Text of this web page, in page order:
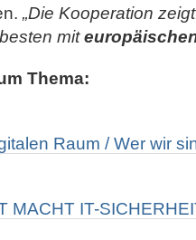
„Die Kooperation
mit
Thema:
Raum / Wer wir
MACHT IT-